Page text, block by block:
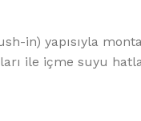
Picasso
in) yapısıyla
ile içme suyu